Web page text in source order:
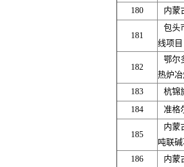
180
内蒙
181
包头
线项
182
鄂尔
热炉
183
杭锦
184
准格
185
内蒙
吨联
186
内蒙